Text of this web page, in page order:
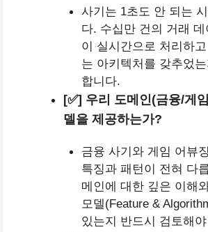
사기는 1초도 안 되는
다. 수십만 건의 거래
이 실시간으로 처리하
는 아키텍처를 갖추었
합니다.
[✅] 우리 도메인(금융/게
델을 제공하는가?
금융 사기와 게임 어뷰
특징과 패턴이 전혀 다
메인에 대한 깊은 이해
모델(Feature &
있는지 반드시 검토해